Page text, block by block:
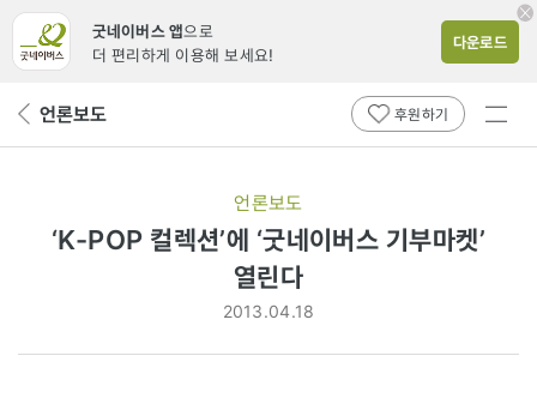
굿네이버스 앱으로
더 편리하게 이용해 보세요!
다운로드
뒤 언론보도 후원하기
전체
언론보도
‘K-POP 컬렉션’에 ‘굿네이버스 기부마켓’
열린다
2013.04.18